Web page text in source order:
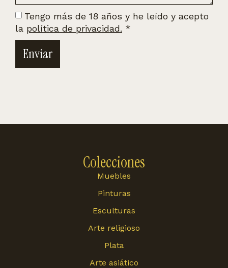
Tengo más de 18 años y he leído y acepto
la política de privacidad. *
Enviar
Colecciones
Muebles
Pinturas
Esculturas
Arte religioso
Plata
Arte asiático